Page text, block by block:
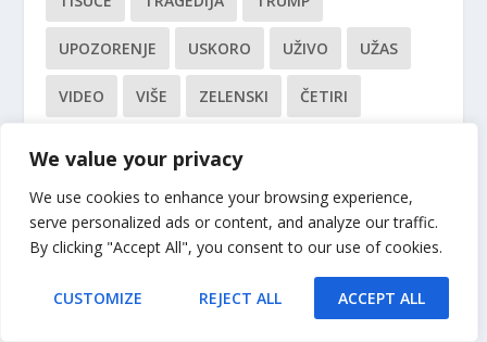
We value your privacy
We use cookies to enhance your browsing experience,
serve personalized ads or content, and analyze our traffic.
By clicking "Accept All", you consent to our use of cookies.
CUSTOMIZE REJECT ALL ACCEPT ALL
UPOZORENJE USKORO UŽIVO UŽAS
VIDEO VIŠE ZELENSKI ČETIRI